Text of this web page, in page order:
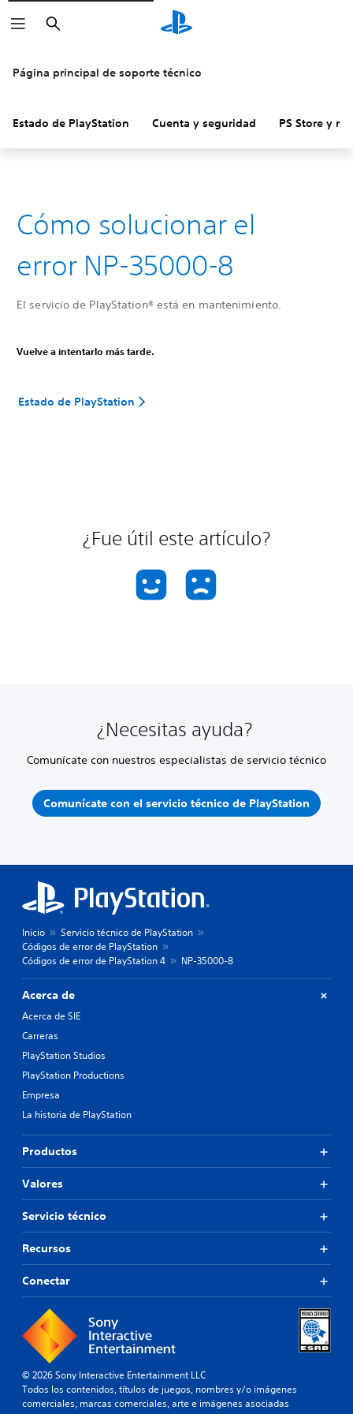
Buscar
Página principal de soporte técnico
Estado de PlayStation Cuenta y seguridad PS Store y
Cómo solucionar el
error NP-35000-8
El servicio de PlayStation® está en mantenimiento.
Vuelve a intentarlo más tarde.
Estado de PlayStation
¿Fue útil este artículo?
¿Necesitas ayuda?
Comunícate con nuestros especialistas de servicio técnico
Comunícate con el servicio técnico de PlayStation
Inicio
Servicio técnico de PlayStation
Códigos de error de PlayStation
Códigos de error de PlayStation 4
NP-35000-8
Acerca de
Acerca de SIE
Carreras
PlayStation Studios
PlayStation Productions
Empresa
La historia de PlayStation
Productos
Valores
Servicio técnico
Recursos
Conectar
© 2026 Sony Interactive Entertainment LLC
Todos los contenidos, títulos de juegos, nombres y/o imágenes
comerciales, marcas comerciales, arte e imágenes asociadas